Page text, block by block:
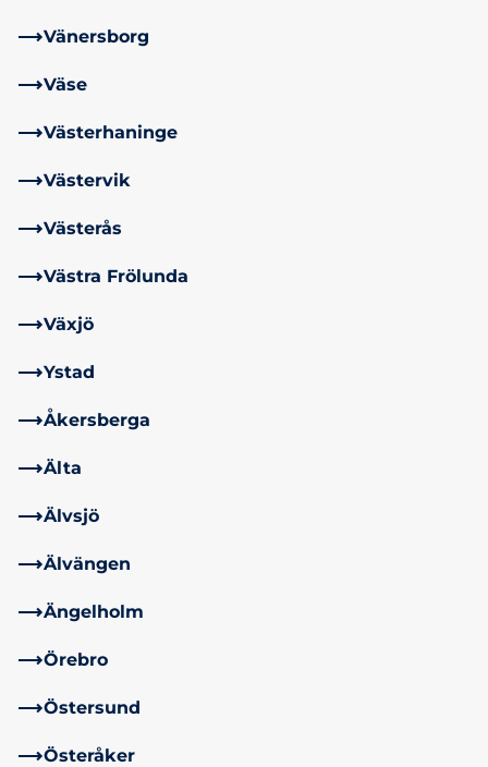
Vänersborg
Väse
Västerhaninge
Västervik
Västerås
Västra Frölunda
Växjö
Ystad
Åkersberga
Älta
Älvsjö
Älvängen
Ängelholm
Örebro
Östersund
Österåker